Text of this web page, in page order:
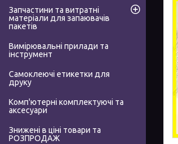
Запчастини та витратні
матеріали для запаювачів
пакетів
Вимірювальні прилади та
інструмент
Самоклеючі етикетки для
друку
Комп'ютерні комплектуючі та
аксесуари
Знижені в ціні товари та
РОЗПРОДАЖ